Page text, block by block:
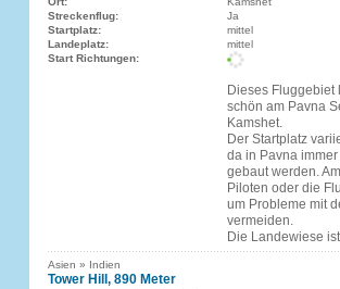
Streckenflug:
Ja
Startplatz:
mittel
Landeplatz:
mittel
Start Richtungen:
Dieses Fluggebiet
schön am Pavna
Kamshet.
Der Startplatz
da in Pavna
gebaut werden.
Piloten oder die
um Probleme mit
vermeiden.
Die Landewiese
Asien » Indien
Tower Hill, 890 Meter